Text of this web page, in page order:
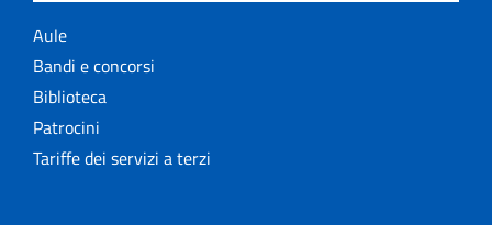
Aule
Bandi e concorsi
Biblioteca
Patrocini
Tariffe dei servizi a terzi